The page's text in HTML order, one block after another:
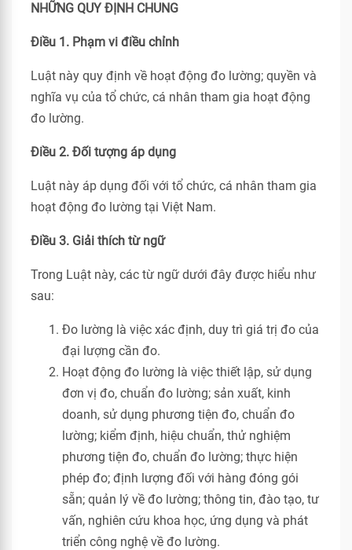
NHỮNG QUY ĐỊNH CHUNG
Điều 1. Phạm vi điều chỉnh
Luật này quy định về hoạt động đo lường; quyền và
nghĩa vụ của tổ chức, cá nhân tham gia hoạt động
đo lường.
Điều 2. Đối tượng áp dụng
Luật này áp dụng đối với tổ chức, cá nhân tham gia
hoạt động đo lường tại Việt Nam.
Điều 3. Giải thích từ ngữ
Trong Luật này, các từ ngữ dưới đây được hiểu như
sau:
Đo lường là việc xác định, duy trì giá trị đo của
đại lượng cần đo.
Hoạt động đo lường là việc thiết lập, sử dụng
đơn vị đo, chuẩn đo lường; sản xuất, kinh
doanh, sử dụng phương tiện đo, chuẩn đo
lường; kiểm định, hiệu chuẩn, thử nghiệm
phương tiện đo, chuẩn đo lường; thực hiện
phép đo; định lượng đối với hàng đóng gói
sẵn; quản lý về đo lường; thông tin, đào tạo, tư
vấn, nghiên cứu khoa học, ứng dụng và phát
triển công nghệ về đo lường.